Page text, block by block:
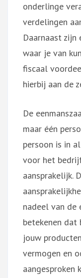
onderlinge
verdelingen
Daarnaast
waar je van
fiscaal
hierbij aan de
De
maar één
persoon is in
voor het
aansprakelijk.
nadeel van de
betekenen dat
jouw
vermogen en
aangesproken